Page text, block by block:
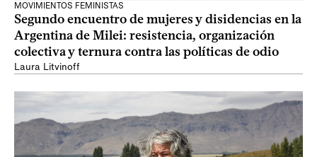
MOVIMIENTOS FEMINISTAS
Segundo encuentro de mujeres y disidencias en la
Argentina de Milei: resistencia, organización
colectiva y ternura contra las políticas de odio
Laura Litvinoff